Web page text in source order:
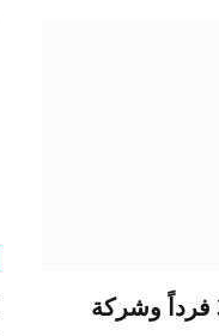
بكين تفرض عقوبات على 30 فرداً وشركة